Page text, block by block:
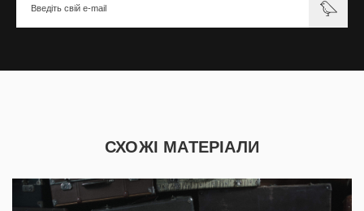
СХОЖІ МАТЕРІАЛИ